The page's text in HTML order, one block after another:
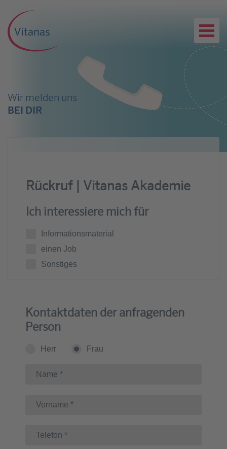
Wir melden uns
BEI DIR
Rückruf | Vitanas Akademie
Ich interessiere mich für
Informationsmaterial
einen Job
Sonstiges
Kontaktdaten der anfragenden
Person
Herr Frau